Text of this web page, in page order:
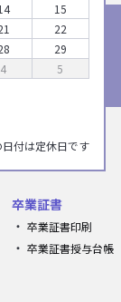
15
22
29
4
5
付は定休日です
卒業証書
卒業証書印刷
卒業証書授与台帳